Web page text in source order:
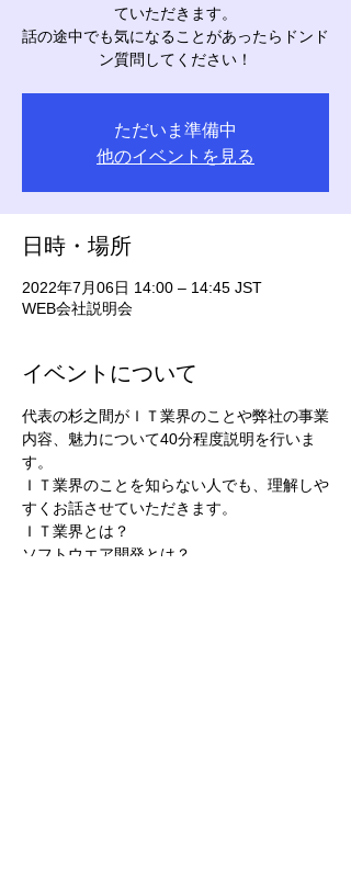
ていただきます。
話の途中でも気になることがあったらドンド
ン質問してください！
ただいま準備中
他のイベントを見る
日時・場所
2022年7月06日 14:00 – 14:45 JST
WEB会社説明会
イベントについて
代表の杉之間がＩＴ業界のことや弊社の事業
内容、魅力について40分程度説明を行いま
す。
ＩＴ業界のことを知らない人でも、理解しや
すくお話させていただきます。
ＩＴ業界とは？
ソフトウエア開発とは？